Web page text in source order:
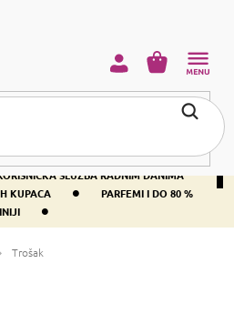
37 € •
400+ SVJETSKI
SLUŽBA RADNIM DANIMA
KUPACA •
PARFEMI I DO 80 %
•
KOŠARICA
Trošak